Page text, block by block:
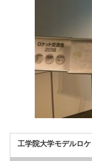
1. Action！x 工学院大学
2. 工学院大学ヒストリー
3. #KUTE VOICE エン
工学院大学モデルロ